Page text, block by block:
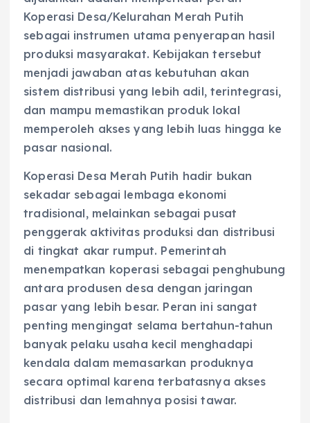
Koperasi Desa/Kelurahan Merah Putih
sebagai instrumen utama penyerapan hasil
produksi masyarakat. Kebijakan tersebut
menjadi jawaban atas kebutuhan akan
sistem distribusi yang lebih adil, terintegrasi,
dan mampu memastikan produk lokal
memperoleh akses yang lebih luas hingga ke
pasar nasional.
Koperasi Desa Merah Putih hadir bukan
sekadar sebagai lembaga ekonomi
tradisional, melainkan sebagai pusat
penggerak aktivitas produksi dan distribusi
di tingkat akar rumput. Pemerintah
menempatkan koperasi sebagai penghubung
antara produsen desa dengan jaringan
pasar yang lebih besar. Peran ini sangat
penting mengingat selama bertahun-tahun
banyak pelaku usaha kecil menghadapi
kendala dalam memasarkan produknya
secara optimal karena terbatasnya akses
distribusi dan lemahnya posisi tawar.